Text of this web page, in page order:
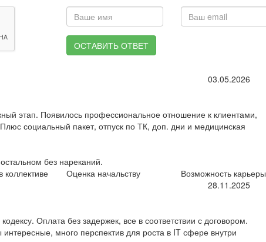
ОСТАВИТЬ ОТВЕТ
03.05.2026
этап. Появилось профессиональное отношение к клиентами,
социальный пакет, отпуск по ТК, доп. дни и медицинская
без нареканий.
Оценка начальству
Возможность карьеры
28.11.2025
Оплата без задержек, все в соответствии с договором.
много перспектив для роста в IT сфере внутри